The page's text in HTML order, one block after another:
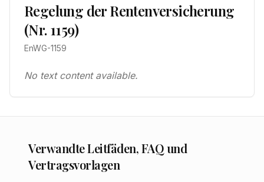
Regelung der Rentenversicherung
(Nr. 1159)
EnWG-1159
No text content available.
Verwandte Leitfäden, FAQ und
Vertragsvorlagen